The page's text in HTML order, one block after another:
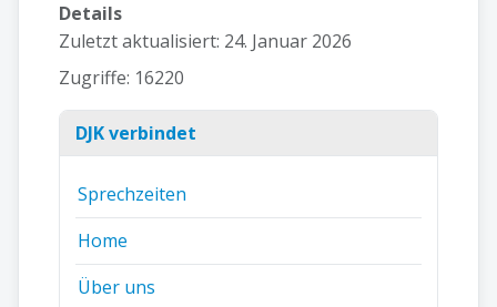
Details
Zuletzt aktualisiert: 24. Januar 2026
Zugriffe: 16220
DJK verbindet
Sprechzeiten
Home
Über uns